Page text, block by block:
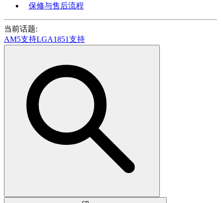
保修与售后流程
当前话题:
AM5支持LGA1851支持